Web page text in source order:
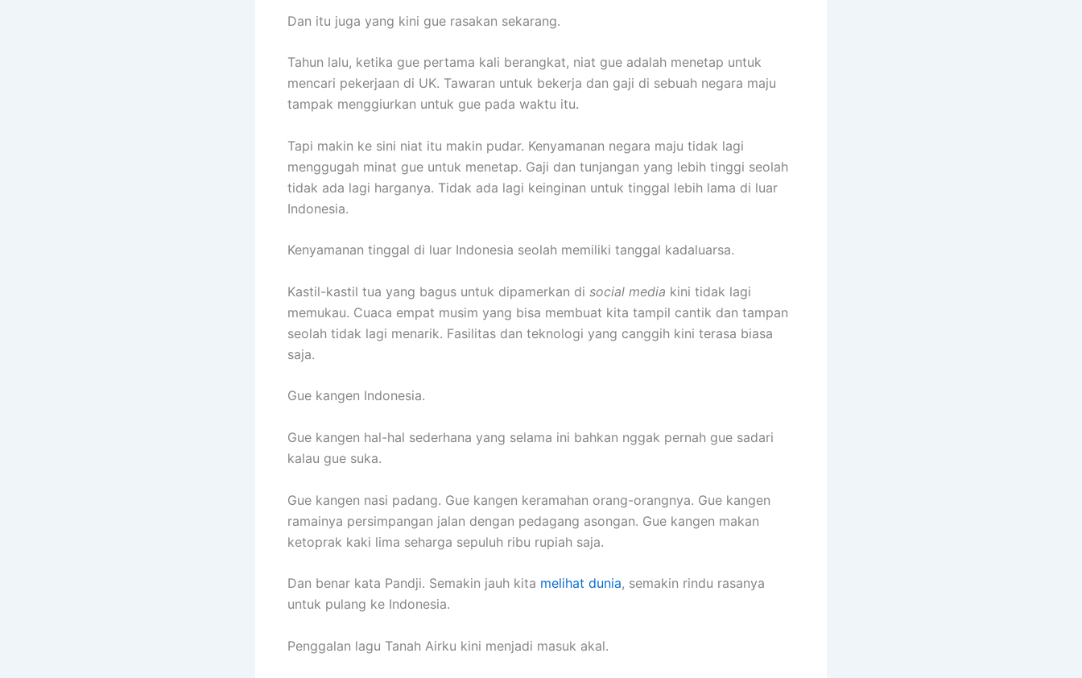
Dan itu juga yang kini gue rasakan sekarang.
Tahun lalu, ketika gue pertama kali berangkat, niat gue adalah menetap untuk
mencari pekerjaan di UK. Tawaran untuk bekerja dan gaji di sebuah negara maju
tampak menggiurkan untuk gue pada waktu itu.
Tapi makin ke sini niat itu makin pudar. Kenyamanan negara maju tidak lagi
menggugah minat gue untuk menetap. Gaji dan tunjangan yang lebih tinggi seolah
tidak ada lagi harganya. Tidak ada lagi keinginan untuk tinggal lebih lama di luar
Indonesia.
Kenyamanan tinggal di luar Indonesia seolah memiliki tanggal kadaluarsa.
Kastil-kastil tua yang bagus untuk dipamerkan di social media kini tidak lagi
memukau. Cuaca empat musim yang bisa membuat kita tampil cantik dan tampan
seolah tidak lagi menarik. Fasilitas dan teknologi yang canggih kini terasa biasa
saja.
Gue kangen Indonesia.
Gue kangen hal-hal sederhana yang selama ini bahkan nggak pernah gue sadari
kalau gue suka.
Gue kangen nasi padang. Gue kangen keramahan orang-orangnya. Gue kangen
ramainya persimpangan jalan dengan pedagang asongan. Gue kangen makan
ketoprak kaki lima seharga sepuluh ribu rupiah saja.
Dan benar kata Pandji. Semakin jauh kita melihat dunia, semakin rindu rasanya
untuk pulang ke Indonesia.
Penggalan lagu Tanah Airku kini menjadi masuk akal.